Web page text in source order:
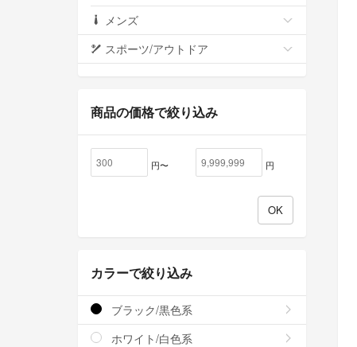
メンズ
スポーツ/アウトドア
商品の価格で絞り込み
円〜 円
カラーで絞り込み
ブラック/黒色系
ホワイト/白色系